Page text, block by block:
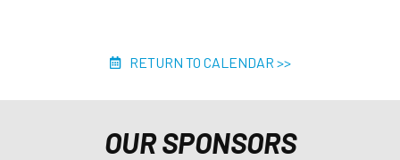
RETURN TO CALENDAR >>
OUR SPONSORS